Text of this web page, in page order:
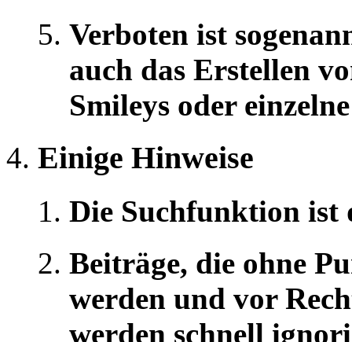
Verboten ist
auch das Erstellen
Smileys oder
Einige Hinweise
Die Suchfunktion ist
Beiträge, die ohne
werden und vor
werden schnell